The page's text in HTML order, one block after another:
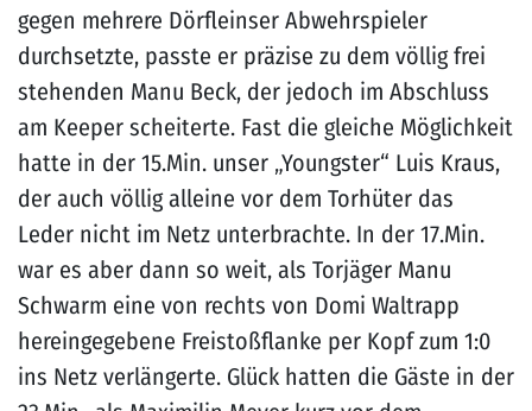
gegen mehrere Dörfleinser Abwehrspieler
durchsetzte, passte er präzise zu dem völlig frei
stehenden Manu Beck, der jedoch im Abschluss
am Keeper scheiterte. Fast die gleiche Möglichkeit
hatte in der 15.Min. unser „Youngster“ Luis Kraus,
der auch völlig alleine vor dem Torhüter das
Leder nicht im Netz unterbrachte. In der 17.Min.
war es aber dann so weit, als Torjäger Manu
Schwarm eine von rechts von Domi Waltrapp
hereingegebene Freistoßflanke per Kopf zum 1:0
ins Netz verlängerte. Glück hatten die Gäste in der